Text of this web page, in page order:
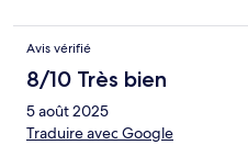
Avis vérifié
8/10 Très bien
5 août 2025
Traduire avec Google